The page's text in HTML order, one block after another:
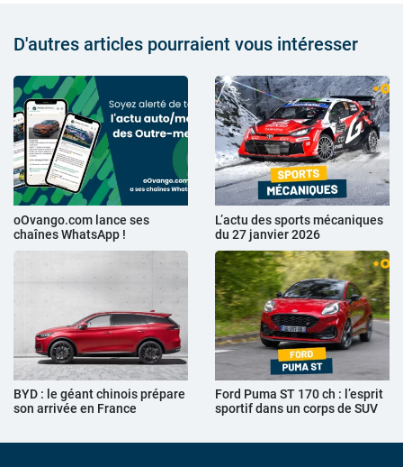
D'autres articles pourraient vous intéresser
oOvango.com lance ses
chaînes WhatsApp !
L’actu des sports mécaniques
du 27 janvier 2026
BYD : le géant chinois prépare
son arrivée en France
Ford Puma ST 170 ch : l’esprit
sportif dans un corps de SUV